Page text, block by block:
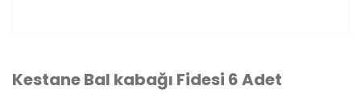
Kestane Bal kabağı Fidesi 6 Adet